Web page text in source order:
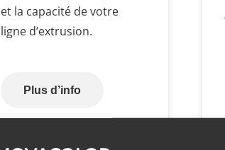
et la capacité de votre
ligne d’extrusion.
Plus d’info